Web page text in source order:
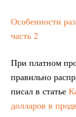
Особенности
часть 2
При платном
правильно
писал в статье
долларов в